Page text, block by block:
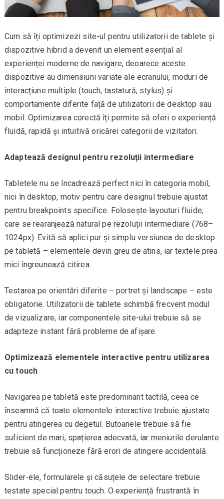
Cum să îți optimizezi site-ul pentru utilizatorii de tablete și
dispozitive hibrid a devenit un element esențial al
experienței moderne de navigare, deoarece aceste
dispozitive au dimensiuni variate ale ecranului, moduri de
interacțiune multiple (touch, tastatură, stylus) și
comportamente diferite față de utilizatorii de desktop sau
mobil. Optimizarea corectă îți permite să oferi o experiență
fluidă, rapidă și intuitivă oricărei categorii de vizitatori.
Adaptează designul pentru rezoluții intermediare
Tabletele nu se încadrează perfect nici în categoria mobil,
nici în desktop, motiv pentru care designul trebuie ajustat
pentru breakpoints specifice. Folosește layouturi fluide,
care se rearanjează natural pe rezoluții intermediare (768–
1024px). Evită să aplici pur și simplu versiunea de desktop
pe tabletă – elementele devin greu de atins, iar textele prea
mici îngreunează citirea.
Testarea pe orientări diferite – portret și landscape – este
obligatorie. Utilizatorii de tablete schimbă frecvent modul
de vizualizare, iar componentele site-ului trebuie să se
adapteze instant fără probleme de afișare.
Optimizează elementele interactive pentru utilizarea
cu touch
Navigarea pe tabletă este predominant tactilă, ceea ce
înseamnă că toate elementele interactive trebuie ajustate
pentru atingerea cu degetul. Butoanele trebuie să fie
suficient de mari, spațierea adecvată, iar meniurile derulante
trebuie să funcționeze fără erori de atingere accidentală.
Slider-ele, formularele și căsuțele de selectare trebuie
testate special pentru touch. O experiență frustrantă în